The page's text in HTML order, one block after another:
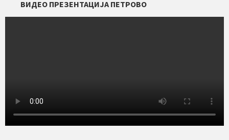
ВИДЕО ПРЕЗЕНТАЦИЈА ПЕТРОВО